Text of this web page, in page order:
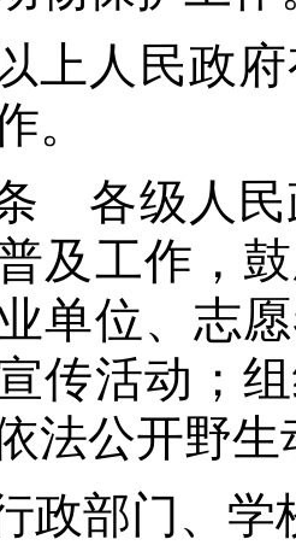
上人民政
。
各级人民
及工作，
单位、志
传活动；
法公开野
政部门、学